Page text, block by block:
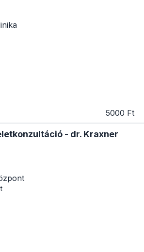
5000 Ft
- dr. Kraxner